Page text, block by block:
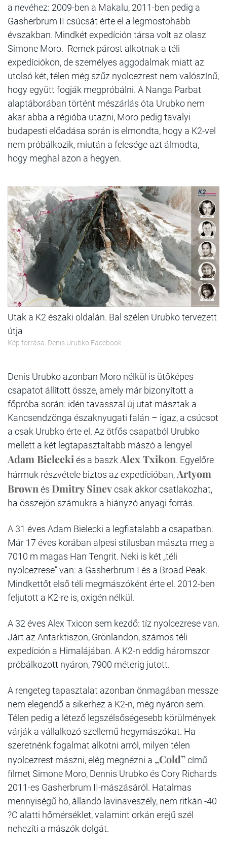
a nevéhez: 2009-ben a Makalu, 2011-ben pedig a
Gasherbrum II csúcsát érte el a legmostohább
évszakban. Mindkét expedíción társa volt az olasz
Simone Moro. Remek párost alkotnak a téli
expedíciókon, de személyes aggodalmak miatt az
utolsó két, télen még szűz nyolcezrest nem valószínű,
hogy együtt fogják megpróbálni. A Nanga Parbat
alaptáborában történt mészárlás óta Urubko nem
akar abba a régióba utazni, Moro pedig tavalyi
budapesti előadása során is elmondta, hogy a K2-vel
nem próbálkozik, miután a felesége azt álmodta,
hogy meghal azon a hegyen.
Utak a K2 északi oldalán. Bal szélen Urubko tervezett
útja
Kép forrása: Denis Urubko Facebook
Denis Urubko azonban Moro nélkül is ütőképes
csapatot állított össze, amely már bizonyított a
főpróba során: idén tavasszal új utat másztak a
Kancsendzönga északnyugati falán – igaz, a csúcsot
a csak Urubko érte el. Az ötfős csapatból Urubko
mellett a két legtapasztaltabb mászó a lengyel
Adam Bielecki és a baszk Alex Txikon. Egyelőre
hármuk részvétele biztos az expedícióban, Artyom
Brown és Dmitry Sinevcsak akkor csatlakozhat,
ha összejön számukra a hiányzó anyagi forrás.
A 31 éves Adam Bielecki a legfiatalabb a csapatban.
Már 17 éves korában alpesi stílusban mászta meg a
7010 m magas Han Tengrit. Neki is két „téli
nyolcezrese” van: a Gasherbrum I és a Broad Peak.
Mindkettőt első téli megmászóként érte el. 2012-ben
feljutott a K2-re is, oxigén nélkül.
A 32 éves Alex Txicon sem kezdő: tíz nyolcezrese van.
Járt az Antarktiszon, Grönlandon, számos téli
expedíción a Himalájában. A K2-n eddig háromszor
próbálkozott nyáron, 7900 méterig jutott.
A rengeteg tapasztalat azonban önmagában messze
nem elegendő a sikerhez a K2-n, még nyáron sem.
Télen pedig a létező legszélsőségesebb körülmények
várják a vállalkozó szellemű hegymászókat. Ha
szeretnénk fogalmat alkotni arról, milyen télen
nyolcezrest mászni, elég megnézni a „Cold”című
filmet Simone Moro, Dennis Urubko és Cory Richards
2011-es Gasherbrum II-mászásáról. Hatalmas
mennyiségű hó, állandó lavinaveszély, nem ritkán -40
?C alatti hőmérséklet, valamint orkán erejű szél
nehezíti a mászók dolgát.